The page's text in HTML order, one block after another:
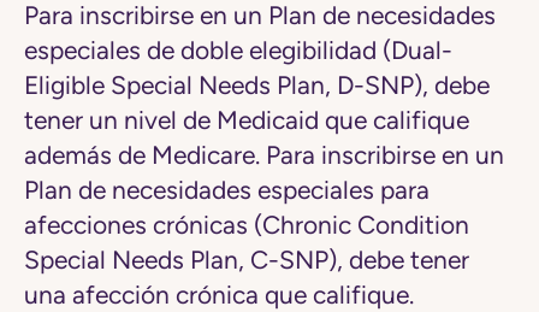
Para inscribirse en un Plan de necesidades
especiales de doble elegibilidad (Dual-
Eligible Special Needs Plan, D-SNP), debe
tener un nivel de Medicaid que califique
además de Medicare. Para inscribirse en un
Plan de necesidades especiales para
afecciones crónicas (Chronic Condition
Special Needs Plan, C-SNP), debe tener
una afección crónica que califique.